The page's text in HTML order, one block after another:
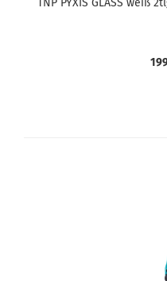
TNP PYXIS GLASS weiß